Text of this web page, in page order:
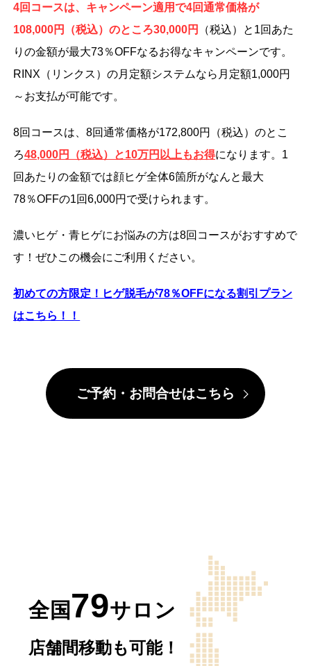
4回コースは、キャンペーン適用で4回通常価格が
108,000円（税込）のところ30,000円
（税込）と1回あた
りの金額が最大73％OFFなるお得なキャンペーンです。
RINX（リンクス）の月定額システムなら月定額1,000円
～お支払が可能です。
8回コースは、8回通常価格が172,800円（税込）のとこ
ろ48,000円（税込）と10万円以上もお得になります。1
回あたりの金額では顔ヒゲ全体6箇所がなんと最大
78％OFFの1回6,000円で受けられます。
濃いヒゲ・青ヒゲにお悩みの方は8回コースがおすすめで
す！ぜひこの機会にご利用ください。
初めての方限定！ヒゲ脱毛が78％OFFになる割引プラン
はこちら！！
ご予約・お問合せはこちら
全国 79サロン
店舗間移動も可能！